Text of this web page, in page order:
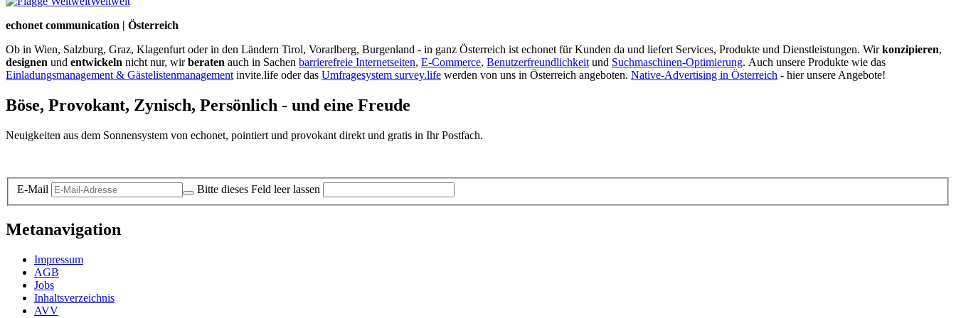
echonet communication | Österreich
Ob in Wien, Salzburg, Graz, Klagenfurt oder in den Ländern Tirol, Vorarlberg, Burgenland - in ganz Österreich ist echonet für Kunden da und liefert Services, Produkte und Dienstleistungen. Wirkonzipieren,
designen und entwickeln nicht nur, wirberaten auch in Sachen barrierefreie Internetseiten, E-Commerce, Benutzerfreundlichkeit und Suchmaschinen-Optimierung. Auch unsere Produkte wie das
Einladungsmanagement & Gästelistenmanagement invite.life oder das Umfragesystem survey.life werden von uns in Österreich angeboten. Native-Advertising in Österreich - hier unsere Angebote!
Böse, Provokant, Zynisch, Persönlich - und eine Freude
Neuigkeiten aus dem Sonnensystem von echonet, pointiert und provokant direkt und gratis in Ihr Postfach.
E-Mail Bitte dieses Feld leer lassen
Metanavigation
Impressum
AGB
Jobs
Inhaltsverzeichnis
AVV